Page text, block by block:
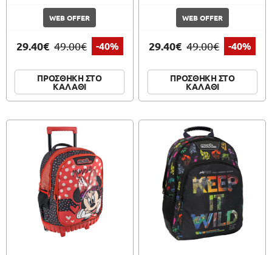
WEB OFFER
29.40€ 49.00€ -40%
ΠΡΟΣΘΗΚΗ ΣΤΟ
ΚΑΛΑΘΙ
WEB OFFER
29.40€ 49.00€ -40%
ΠΡΟΣΘΗΚΗ ΣΤΟ
ΚΑΛΑΘΙ